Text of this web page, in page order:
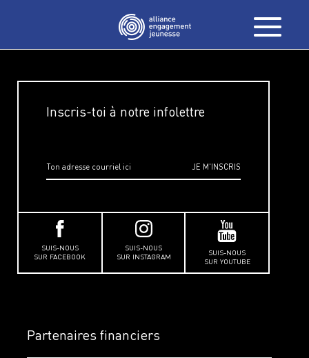
Inscris-toi à notre infolettre
SUIS-NOUS
SUR FACEBOOK
SUIS-NOUS
SUR INSTAGRAM
SUIS-NOUS
SUR YOUTUBE
Partenaires financiers